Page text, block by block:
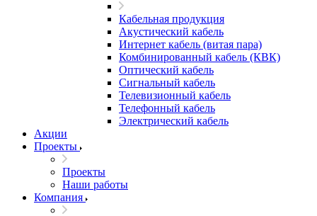
Кабельная продукция
Акустический кабель
Интернет кабель (витая пара)
Комбинированный кабель (КВК)
Оптический кабель
Сигнальный кабель
Телевизионный кабель
Телефонный кабель
Электрический кабель
Акции
Проекты
Проекты
Наши работы
Компания